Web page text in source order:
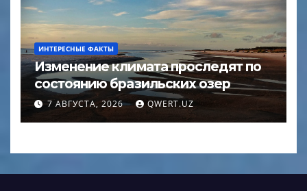
ИНТЕРЕСНЫЕ ФАКТЫ
Изменение климата проследят по
состоянию бразильских озер
7 АВГУСТА, 2026 QWERT.UZ